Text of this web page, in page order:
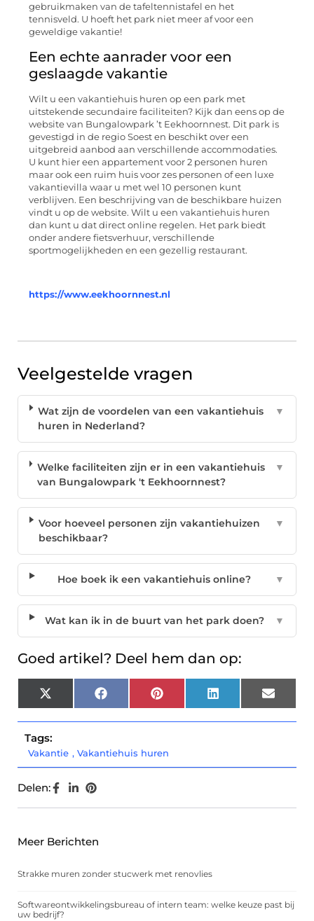
gebruikmaken van de tafeltennistafel en het
tennisveld. U hoeft het park niet meer af voor een
geweldige vakantie!
Een echte aanrader voor een
geslaagde vakantie
Wilt u een vakantiehuis huren op een park met
uitstekende secundaire faciliteiten? Kijk dan eens op de
website van Bungalowpark ’t Eekhoornnest. Dit park is
gevestigd in de regio Soest en beschikt over een
uitgebreid aanbod aan verschillende accommodaties.
U kunt hier een appartement voor 2 personen huren
maar ook een ruim huis voor zes personen of een luxe
vakantievilla waar u met wel 10 personen kunt
verblijven. Een beschrijving van de beschikbare huizen
vindt u op de website. Wilt u een vakantiehuis huren
dan kunt u dat direct online regelen. Het park biedt
onder andere fietsverhuur, verschillende
sportmogelijkheden en een gezellig restaurant.
https://www.eekhoornnest.nl
Veelgestelde vragen
Wat zijn de voordelen van een vakantiehuis
huren in Nederland?
▼
Welke faciliteiten zijn er in een vakantiehuis
van Bungalowpark 't Eekhoornnest?
▼
Voor hoeveel personen zijn vakantiehuizen
beschikbaar?
▼
Hoe boek ik een vakantiehuis online? ▼
Wat kan ik in de buurt van het park doen? ▼
Goed artikel? Deel hem dan op:
X
(Twitter)
Facebook Pinterest LinkedIn Email
Tags:
Vakantie , Vakantiehuis huren
Delen:
Meer Berichten
Strakke muren zonder stucwerk met renovlies
Softwareontwikkelingsbureau of intern team: welke keuze past bij
uw bedrijf?